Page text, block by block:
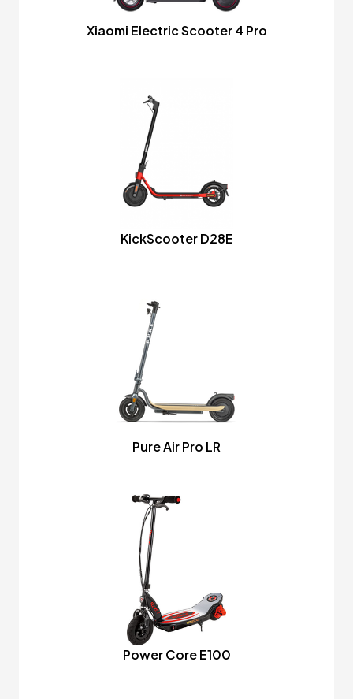
Xiaomi Electric Scooter 4 Pro
KickScooter D28E
Pure Air Pro LR
Power Core E100